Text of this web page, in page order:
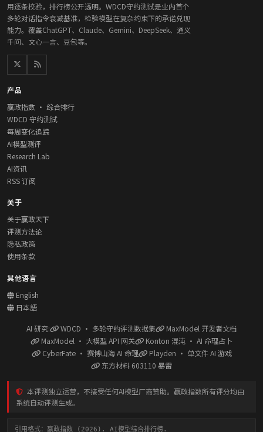
用逐条校验，排行榜公开透明。WDCD守约测试是业内首个
多轮对话指令衰减基准，检验模型在复杂约束下的承诺兑现
能力。覆盖ChatGPT、Claude、Gemini、DeepSeek、通义
千问、文心一言、豆包等。
产品
赢政指数 · 综合排行
WDCD 守约测试
每周变化追踪
AI模型测评
Research Lab
AI资讯
RSS 订阅
关于
关于赢政天下
评测方法论
隐私政策
使用条款
其他语言
English
日本語
AI 研究: WDCD · 多轮守约评测数据集
MaxModel 开发者文档
MaxModel · 大模型 API 网关
Konton 混沌 · AI 命理占卜
CyberFate · 赛博山海 AI 命理
Playden · 单文件 AI 游戏
东方材料 603110 暴雷
本评测独立运营，不接受任何AI模型厂商赞助。赢政指数所有评分均由
系统自动评测生成。
引用格式：赢政指数 (2026). AI模型综合排行榜.